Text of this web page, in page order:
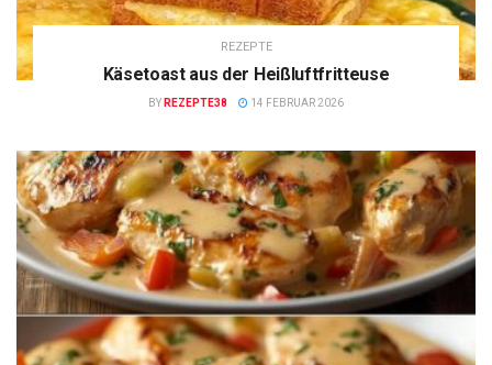
REZEPTE
Käsetoast aus der Heißluftfritteuse
BY REZEPTE38 14 FEBRUAR 2026